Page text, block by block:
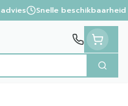
Snelle beschikbaarheid
Zoek